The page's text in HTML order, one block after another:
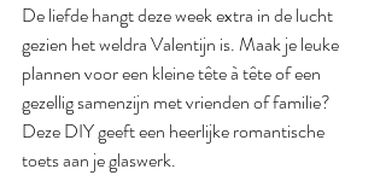
De liefde hangt deze week extra in de lucht
gezien het weldra Valentijn is. Maak je leuke
plannen voor een kleine tête à tête of een
gezellig samenzijn met vrienden of familie?
Deze DIY geeft een heerlijke romantische
toets aan je glaswerk.